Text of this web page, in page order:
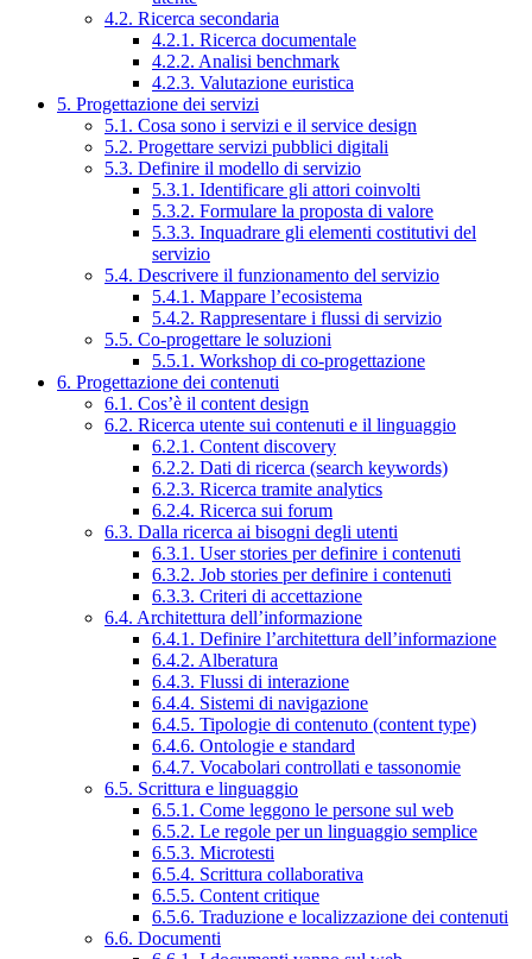
4.2. Ricerca secondaria
4.2.1. Ricerca documentale
4.2.2. Analisi benchmark
4.2.3. Valutazione euristica
5. Progettazione dei servizi
5.1. Cosa sono i servizi e il service design
5.2. Progettare servizi pubblici digitali
5.3. Definire il modello di servizio
5.3.1. Identificare gli attori coinvolti
5.3.2. Formulare la proposta di valore
5.3.3. Inquadrare gli elementi costitutivi del
servizio
5.4. Descrivere il funzionamento del servizio
5.4.1. Mappare l’ecosistema
5.4.2. Rappresentare i flussi di servizio
5.5. Co-progettare le soluzioni
5.5.1. Workshop di co-progettazione
6. Progettazione dei contenuti
6.1. Cos’è il content design
6.2. Ricerca utente sui contenuti e il linguaggio
6.2.1. Content discovery
6.2.2. Dati di ricerca (search keywords)
6.2.3. Ricerca tramite analytics
6.2.4. Ricerca sui forum
6.3. Dalla ricerca ai bisogni degli utenti
6.3.1. User stories per definire i contenuti
6.3.2. Job stories per definire i contenuti
6.3.3. Criteri di accettazione
6.4. Architettura dell’informazione
6.4.1. Definire l’architettura dell’informazione
6.4.2. Alberatura
6.4.3. Flussi di interazione
6.4.4. Sistemi di navigazione
6.4.5. Tipologie di contenuto (content type)
6.4.6. Ontologie e standard
6.4.7. Vocabolari controllati e tassonomie
6.5. Scrittura e linguaggio
6.5.1. Come leggono le persone sul web
6.5.2. Le regole per un linguaggio semplice
6.5.3. Microtesti
6.5.4. Scrittura collaborativa
6.5.5. Content critique
6.5.6. Traduzione e localizzazione dei contenuti
6.6. Documenti